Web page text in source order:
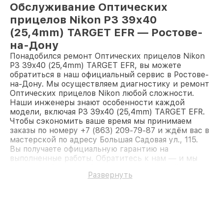
Обслуживание Оптических
прицелов Nikon P3 39x40
(25,4mm) TARGET EFR — Ростове-
на-Дону
Понадобился ремонт Оптических прицелов Nikon
P3 39x40 (25,4mm) TARGET EFR, вы можете
обратиться в наш официальный сервис в Ростове-
на-Дону. Мы осуществляем диагностику и ремонт
Оптических прицелов Nikon любой сложности.
Наши инженеры знают особенности каждой
модели, включая P3 39x40 (25,4mm) TARGET EFR.
Чтобы сэкономить ваше время мы принимаем
заказы по номеру +7 (863) 209-79-87 и ждём вас в
мастерской по адресу Большая Садовая ул., 115.
Вы получаете официальную гарантию на
выполненные работы. Обратитесь к нам — и мы
Развернуть